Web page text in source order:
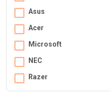
Asus
Acer
Microsoft
NEC
Razer